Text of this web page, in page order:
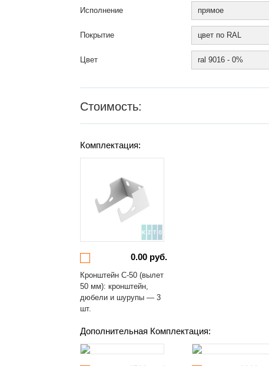
Исполнение прямое
Покрытие цвет по RAL
Цвет ral 9016 - 0%
Стоимость:
Комплектация:
0.00 руб.
Кронштейн С-50 (вылет
50 мм): кронштейн,
дюбели и шурупы — 3
шт.
Дополнительная Комплектация: